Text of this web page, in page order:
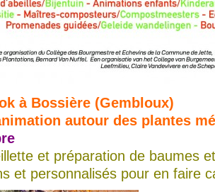
à Bossière (Gembloux)
autour des plantes
et préparation de baumes
et personnalisés pour en faire